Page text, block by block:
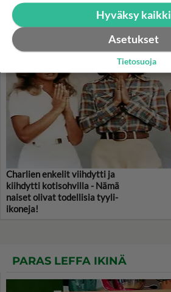
Charlien enkelit viihdytti ja
kiihdytti kotisohvilla - Nämä
naiset olivat todellisia tyyli-
ikoneja!
PARAS LEFFA IKINÄ
Hyväksy kaikki
Asetukset
Tietosuoja